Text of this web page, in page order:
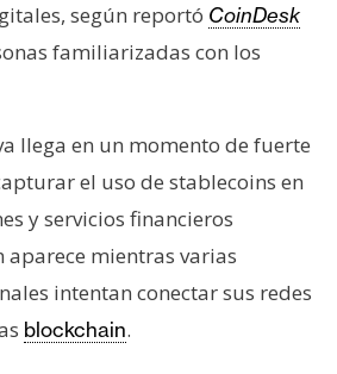
según reportó CoinDesk
familiarizadas con los
llega en un momento de fuerte
el uso de stablecoins en
y servicios financieros
mientras varias
intentan conectar sus redes
blockchain.